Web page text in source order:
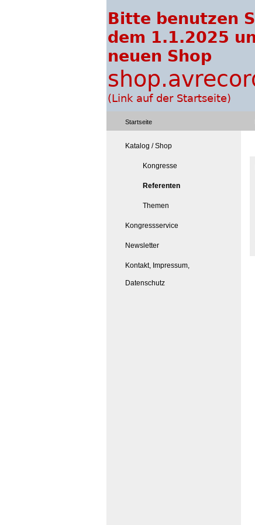
Startseite
Katalog / Shop
Kongresse
Referenten
Themen
Kongressservice
Newsletter
Kontakt, Impressum,
Datenschutz